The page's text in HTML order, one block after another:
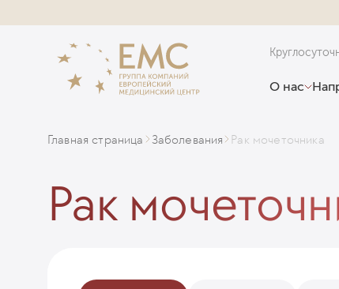
О нас
Главная страница Заболевания Рак мочеточника
Рак